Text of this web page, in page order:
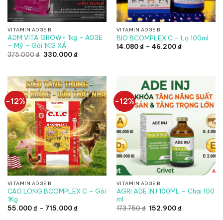
VITAMIN AD3E B
ADM VITA GROW+ 1kg – AD3E
– Mỹ – Gói 1KG XÁ
375.000₫ Giá
gốc
330.000₫Giá
hiện
330.000 ₫.
VITAMIN AD3E B
BIO BCOMPLEX C – Lọ 100ml
14.080₫ – 46.200₫Khoảng
-12%
VITAMIN AD3E B
CAO LONG BCOMPLEX C – Gói
1Kg
55.000₫ – 715.000₫Khoảng
giá:
-12%
VITAMIN AD3E B
AGRI ADE INJ 100ML – Chai 100
ml
173.750₫ Giá
gốc
152.900₫Giá
hiện